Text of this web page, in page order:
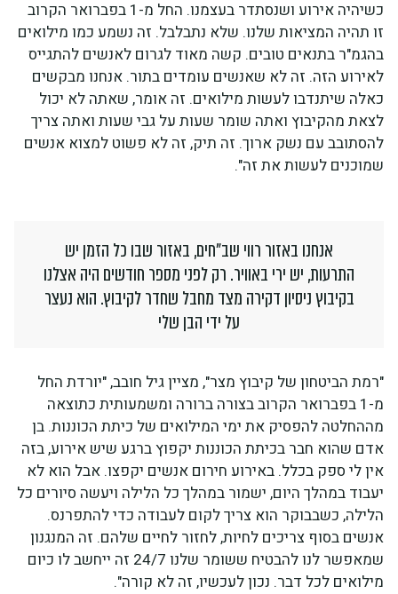
כשיהיה אירוע ושנסתדר בעצמנו. החל מ-1 בפברואר הקרוב
זו תהיה המציאות שלנו. שלא נתבלבל. זה נשמע כמו מילואים
בהגמ"ר בתנאים טובים. קשה מאוד לגרום לאנשים להתגייס
לאירוע הזה. זה לא שאנשים עומדים בתור. אנחנו מבקשים
כאלה שיתנדבו לעשות מילואים. זה אומר, שאתה לא יכול
לצאת מהקיבוץ ואתה שומר שעות על גבי שעות ואתה צריך
להסתובב עם נשק ארוך. זה תיק, זה לא פשוט למצוא אנשים
שמוכנים לעשות את זה".
אנחנו באזור רווי שב"חים, באזור שבו כל הזמן יש
התרעות, יש ירי באוויר. רק לפני מספר חודשים היה אצלנו
בקיבוץ ניסיון דקירה מצד מחבל שחדר לקיבוץ. הוא נעצר
על ידי הבן שלי
"רמת הביטחון של קיבוץ מצר", מציין גיל חובב, "יורדת החל
מ-1 בפברואר הקרוב בצורה ברורה ומשמעותית כתוצאה
מההחלטה להפסיק את ימי המילואים של כיתת הכוננות. בן
אדם שהוא חבר בכיתת הכוננות יקפוץ ברגע שיש אירוע, בזה
אין לי ספק בכלל. באירוע חירום אנשים יקפצו. אבל הוא לא
יעבוד במהלך היום, ישמור במהלך כל הלילה ויעשה סיורים כל
הלילה, כשבבוקר הוא צריך לקום לעבודה כדי להתפרנס.
אנשים בסוף צריכים לחיות, לחזור לחיים שלהם. זה המנגנון
שמאפשר לנו להבטיח ששומר שלנו 24/7 זה ייחשב לו כיום
מילואים לכל דבר. נכון לעכשיו, זה לא קורה".